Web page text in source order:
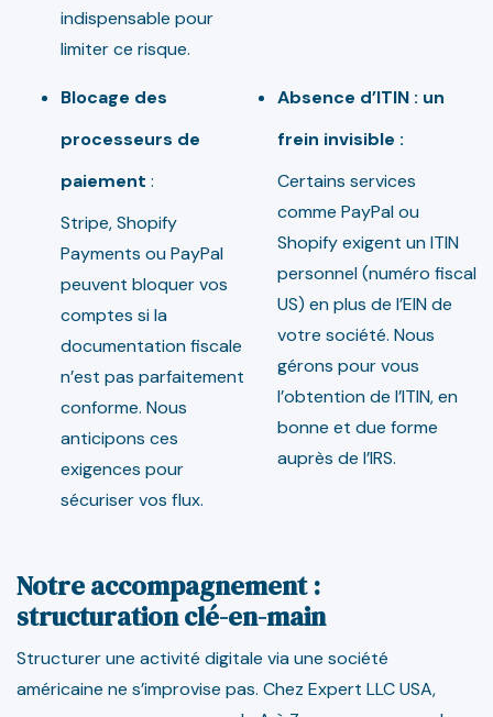
indispensable pour
limiter ce risque.
Blocage des
processeurs de
paiement :
Stripe, Shopify
Payments ou PayPal
peuvent bloquer vos
comptes si la
documentation fiscale
n’est pas parfaitement
conforme. Nous
anticipons ces
exigences pour
sécuriser vos flux.
Absence d’ITIN : un
frein invisible :
Certains services
comme PayPal ou
Shopify exigent un ITIN
personnel (numéro fiscal
US) en plus de l’EIN de
votre société. Nous
gérons pour vous
l’obtention de l’ITIN, en
bonne et due forme
auprès de l’IRS.
Notre accompagnement :
structuration clé-en-main
Structurer une activité digitale via une société
américaine ne s’improvise pas. Chez Expert LLC USA,